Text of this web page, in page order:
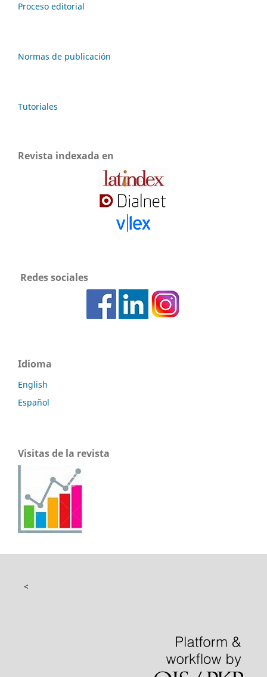
Proceso editorial
Normas de publicación
Tutoriales
Revista indexada en
Redes sociales
Idioma
English
Español
Visitas de la revista
<